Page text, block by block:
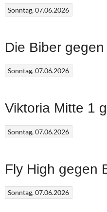
Sonntag, 07.06.2026
Die Biber
Sonntag, 07.06.2026
Viktoria Mitte 1
Sonntag, 07.06.2026
Fly High gegen
Sonntag, 07.06.2026